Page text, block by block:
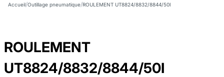
Accueil/Outillage pneumatique/ROULEMENT UT8824/8832/8844/50I
ROULEMENT
UT8824/8832/8844/50I